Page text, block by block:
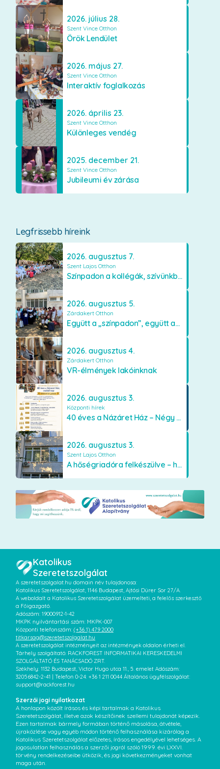
2026. július 28.
Szent Vince Otthon
Örök Lendület
2026. május 27.
Szent Vince Otthon
Interaktív foglalkozás
2026. április 23.
Szent Vince Otthon
Különleges vendég
2025. december 21.
Szent Vince Otthon
Jubileumi év zárása
Legfrissebb híreink
2026. augusztus 7.
Szent Lajos Otthon
Színpadon a kollégák, szívünkben a lakók
2026. augusztus 5.
Zárdakert Otthon
Együtt a „színpadon”, együtt az élményekért 🎭✨
2026. augusztus 4.
Zárdakert Otthon
VR-élmények lakóinknak
2026. augusztus 3.
Központi hírek
40 éves a Názáret Ház – Négy évtized szeretetben és gondoskodásban
2026. augusztus 3.
Szent Lajos Otthon
A hőségriadóra felkészülve – hűsítő fejlesztések a Szent Lajos Otthonban
Katolikus
Szeretetszolgálat
A szeretetszolgalat.hu domain név tulajdonosa:
Katolikus Szeretetszolgálat, 1146 Budapest, Ajtósi Dürer Sor 27/A.
A weboldalt a Katolikus Szeretetszolgálat üzemelteti, a felelős szerkesztő
a Főigazgató.
Adószám: 19000912-1-42
MKPK nyilvántartási szám: MKPK-007
Központi telefonszám: (+36 1) 479 2000
titkarsag@szeretetszolgalat.hu
A szeretetszolgálat intézményeit az intézmények oldalon érheti el.
Tárhely szolgáltató: RACKFOREST INFORMATIKAI KERESKEDELMI
SZOLGÁLTATÓ ÉS TANÁCSADÓ ZRT.
Székhely: 1132 Budapest, Victor Hugo utca 11., 5. emelet Adószám:
32056842-2-41 | Telefon 0-24: +36 1 211 0044 Általános ügyfélszolgálat:
support@rackforest.hu
Szerzői jogi nyilatkozat
A honlapon közölt írásos és képi tartalmak a Katolikus
Szeretetszolgálat, illetve azok készítőinek szellemi tulajdonát képezik.
Ezen tartalmak bármely formában történő másolása, átvétele,
újraközlése vagy egyéb módon történő felhasználása kizárólag a
Katolikus Szeretetszolgálat előzetes, írásos engedélyével lehetséges. A
jogosulatlan felhasználás a szerzői jogról szóló 1999. évi LXXVI.
törvény rendelkezéseibe ütközik, és jogi következményeket vonhat
maga után.